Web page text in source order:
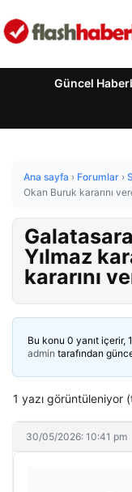
Güncel
Ana sayfa › Forumlar ›
Okan Buruk kararını
Yılmaz
kararını
Bu konu 0 yanıt içerir,
admin tarafından
1 yazı görüntüleniyor
30/05/2026: 10:41 pm